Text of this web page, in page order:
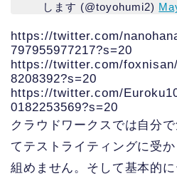
します (@toyohumi2)
https://twitter.com/
797955977217?s=20
https://twitter.com/
8208392?s=20
https://twitter.com/
0182253569?s=20
クラウドワークスでは自分
てテストライティングに受
組めません。そして基本的